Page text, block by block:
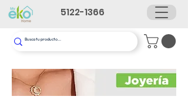
5122-1366